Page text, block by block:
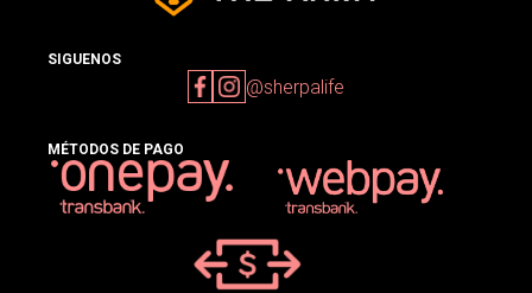
SIGUENOS
@sherpalife
MÉTODOS DE PAGO